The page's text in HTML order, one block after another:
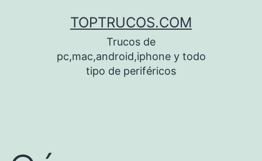
TOPTRUCOS.COM
Trucos de
pc,mac,android,iphone y todo
tipo de periféricos